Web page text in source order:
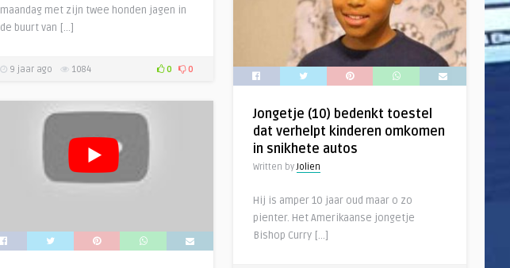
maandag met zijn twee honden jagen in
de buurt van […]
9 jaar ago 1084 0 0
Jongetje (10) bedenkt toestel
dat verhelpt kinderen omkomen
in snikhete autos
Written byJolien
Hij is amper 10 jaar oud maar o zo
pienter. Het Amerikaanse jongetje
Bishop Curry […]